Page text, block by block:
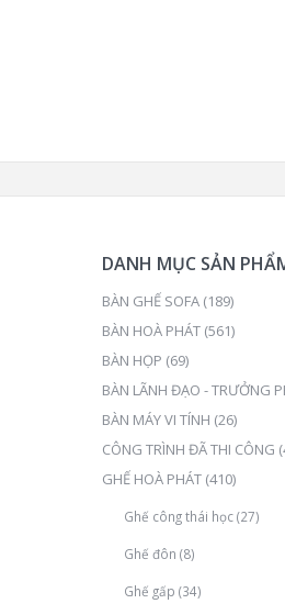
DANH MỤC SẢN
BÀN GHẾ SOFA (189)
BÀN HOÀ PHÁT (561)
BÀN HỌP (69)
BÀN LÃNH ĐẠO - TRƯỞNG
BÀN MÁY VI TÍNH (26)
CÔNG TRÌNH ĐÃ THI CÔNG
GHẾ HOÀ PHÁT (410)
Ghế công thái học (27)
Ghế đôn (8)
Ghế gấp (34)